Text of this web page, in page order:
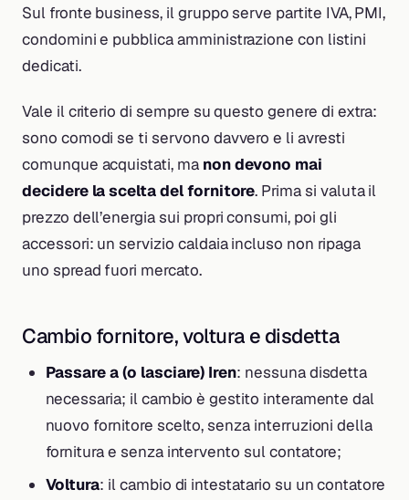
Sul fronte business, il gruppo serve partite IVA, PMI,
condomini e pubblica amministrazione con listini
dedicati.
Vale il criterio di sempre su questo genere di extra:
sono comodi se ti servono davvero e li avresti
comunque acquistati, ma non devono mai
decidere la scelta del fornitore. Prima si valuta il
prezzo dell’energia sui propri consumi, poi gli
accessori: un servizio caldaia incluso non ripaga
uno spread fuori mercato.
Cambio fornitore, voltura e disdetta
Passare a (o lasciare) Iren: nessuna disdetta
necessaria; il cambio è gestito interamente dal
nuovo fornitore scelto, senza interruzioni della
fornitura e senza intervento sul contatore;
Voltura: il cambio di intestatario su un contatore